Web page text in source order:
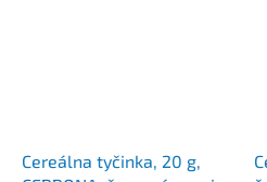
Cereálna tyčinka, 20 g,